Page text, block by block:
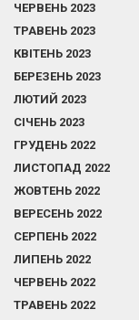
ЧЕРВЕНЬ 2023
ТРАВЕНЬ 2023
КВІТЕНЬ 2023
БЕРЕЗЕНЬ 2023
ЛЮТИЙ 2023
СІЧЕНЬ 2023
ГРУДЕНЬ 2022
ЛИСТОПАД 2022
ЖОВТЕНЬ 2022
ВЕРЕСЕНЬ 2022
СЕРПЕНЬ 2022
ЛИПЕНЬ 2022
ЧЕРВЕНЬ 2022
ТРАВЕНЬ 2022